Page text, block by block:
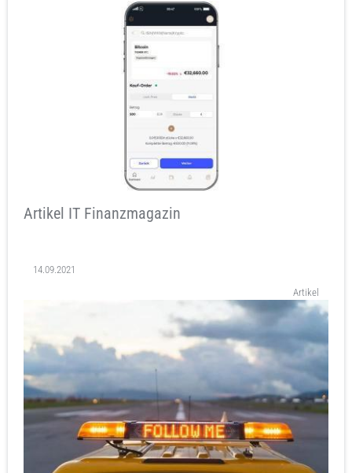
Artikel IT Finanzmagazin
14.09.2021
Artikel